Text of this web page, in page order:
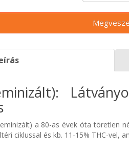
a 80-as évek óta töretlen
ciklussal és kb. 11-15% THC-vel,